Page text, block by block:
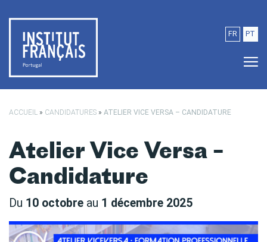
FR PT
ACCUEIL » CANDIDATURES » ATELIER VICE VERSA – CANDIDATURE
Atelier Vice Versa –
Candidature
Du 10 octobre au 1 décembre 2025